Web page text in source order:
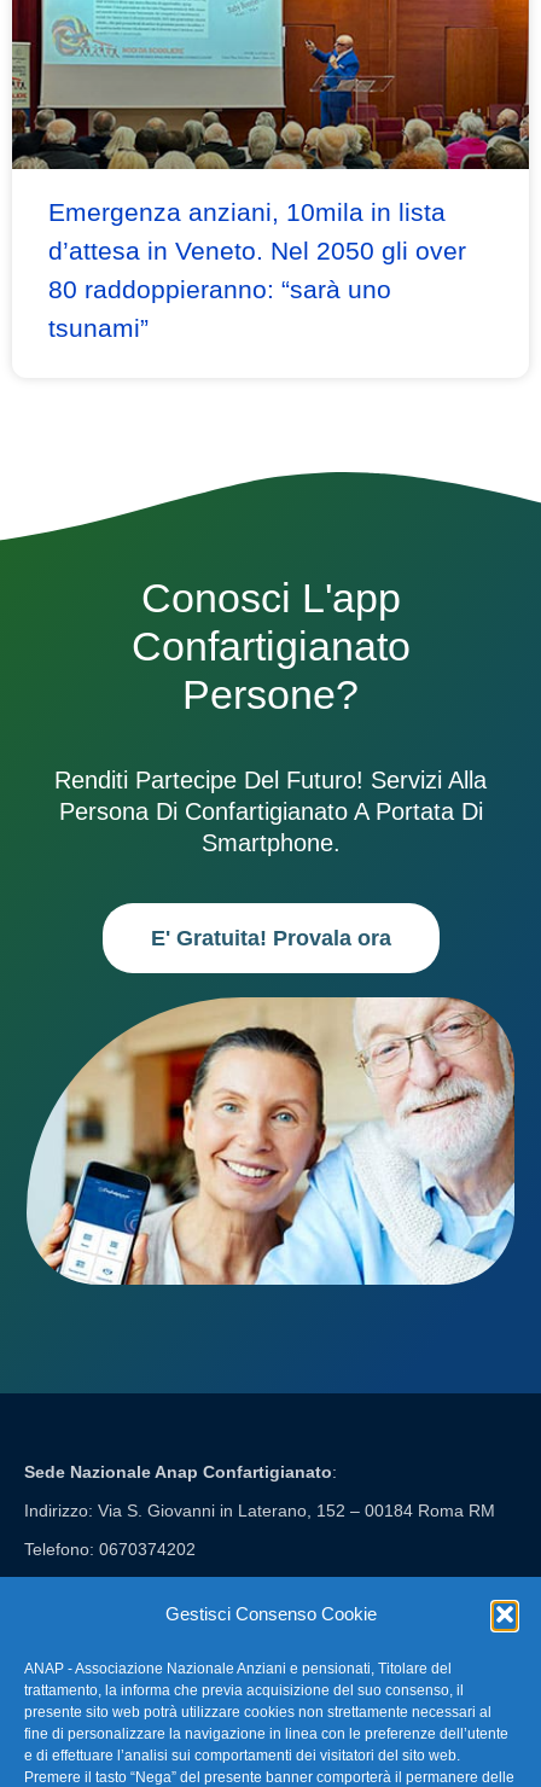
Gestisci Consenso Cookie
ANAP - Associazione Nazionale Anziani e pensionati, Titolare del
trattamento, la informa che previa acquisizione del suo consenso, il
presente sito web potrà utilizzare cookies non strettamente necessari al
fine di personalizzare la navigazione in linea con le preferenze dell’utente
e di effettuare l’analisi sui comportamenti dei visitatori del sito web.
Premere il tasto “Nega” del presente banner comporterà il permanere delle
Emergenza anziani, 10mila in lista
d’attesa in Veneto. Nel 2050 gli over
80 raddoppieranno: “sarà uno
tsunami”
Conosci L'app
Confartigianato
Persone?
Renditi Partecipe Del Futuro! Servizi Alla
Persona Di Confartigianato A Portata Di
Smartphone.
E' Gratuita! Provala ora
Sede Nazionale Anap Confartigianato:
Indirizzo: Via S. Giovanni in Laterano, 152 – 00184 Roma RM
Telefono: 0670374202
FAQ – Domande Frequenti
La nostra Newsletter